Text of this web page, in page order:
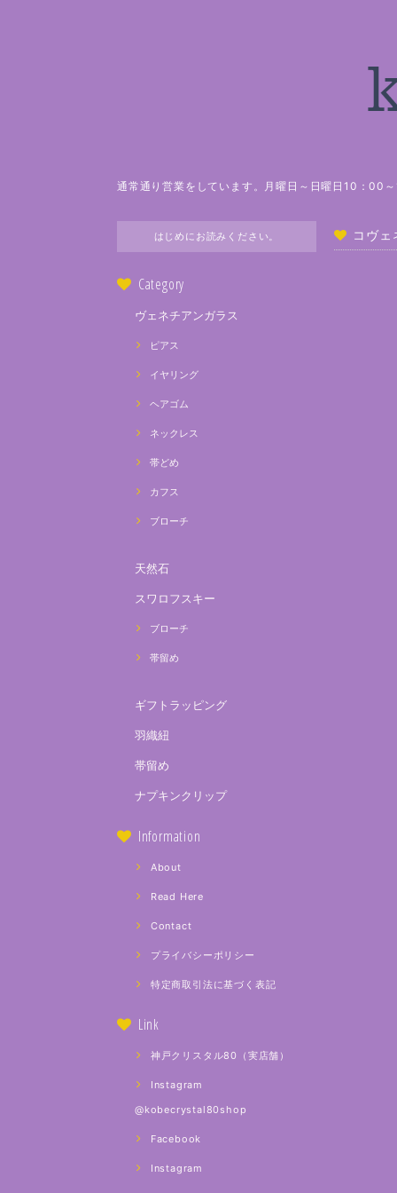
通常通り営業をしています。月曜日～日曜日10：
はじめにお読みください。
Category
ヴェネチアンガラス
ピアス
イヤリング
ヘアゴム
ネックレス
帯どめ
カフス
ブローチ
天然石
スワロフスキー
ブローチ
帯留め
ギフトラッピング
羽織紐
帯留め
ナプキンクリップ
Information
About
Read Here
Contact
プライバシーポリシー
特定商取引法に基づく表記
Link
神戸クリスタル80（実店舗）
Instagram
@kobecrystal80shop
Facebook
Instagram
コヴ